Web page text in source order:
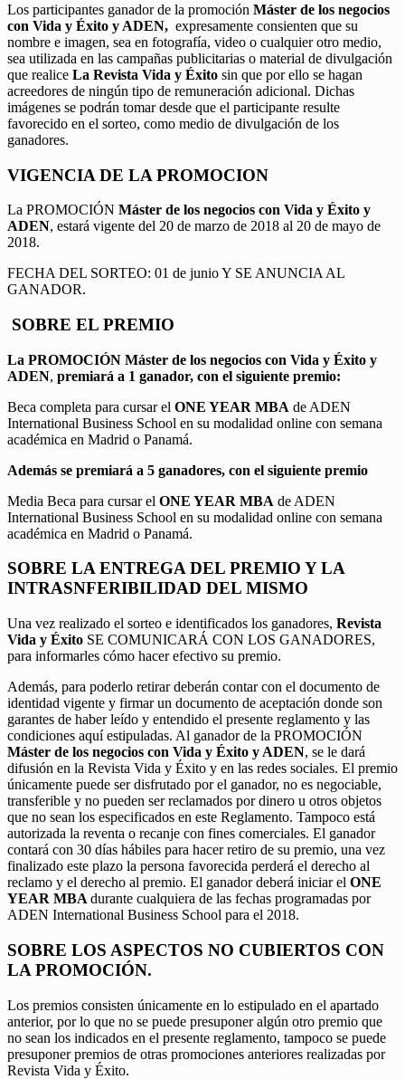
Los participantes ganador de la promoción Máster de los negocios
con Vida y Éxito y ADEN, expresamente consienten que su
nombre e imagen, sea en fotografía, video o cualquier otro medio,
sea utilizada en las campañas publicitarias o material de divulgación
que realice La Revista Vida y Éxito sin que por ello se hagan
acreedores de ningún tipo de remuneración adicional. Dichas
imágenes se podrán tomar desde que el participante resulte
favorecido en el sorteo, como medio de divulgación de los
ganadores.
VIGENCIA DE LA PROMOCION
La PROMOCIÓN Máster de los negocios con Vida y Éxito y
ADEN, estará vigente del 20 de marzo de 2018 al 20 de mayo de
2018.
FECHA DEL SORTEO: 01 de junio Y SE ANUNCIA AL
GANADOR.
SOBRE EL PREMIO
La PROMOCIÓN Máster de los negocios con Vida y Éxito y
ADEN, premiará a 1 ganador, con el siguiente premio:
Beca completa para cursar el ONE YEAR MBA de ADEN
International Business School en su modalidad online con semana
académica en Madrid o Panamá.
Además se premiará a 5 ganadores, con el siguiente premio
Media Beca para cursar el ONE YEAR MBA de ADEN
International Business School en su modalidad online con semana
académica en Madrid o Panamá.
SOBRE LA ENTREGA DEL PREMIO Y LA
INTRASNFERIBILIDAD DEL MISMO
Una vez realizado el sorteo e identificados los ganadores, Revista
Vida y Éxito SE COMUNICARÁ CON LOS GANADORES,
para informarles cómo hacer efectivo su premio.
Además, para poderlo retirar deberán contar con el documento de
identidad vigente y firmar un documento de aceptación donde son
garantes de haber leído y entendido el presente reglamento y las
condiciones aquí estipuladas. Al ganador de la PROMOCIÓN
Máster de los negocios con Vida y Éxito y ADEN, se le dará
difusión en la Revista Vida y Éxito y en las redes sociales. El premio
únicamente puede ser disfrutado por el ganador, no es negociable,
transferible y no pueden ser reclamados por dinero u otros objetos
que no sean los especificados en este Reglamento. Tampoco está
autorizada la reventa o recanje con fines comerciales. El ganador
contará con 30 días hábiles para hacer retiro de su premio, una vez
finalizado este plazo la persona favorecida perderá el derecho al
reclamo y el derecho al premio. El ganador deberá iniciar el ONE
YEAR MBA durante cualquiera de las fechas programadas por
ADEN International Business School para el 2018.
SOBRE LOS ASPECTOS NO CUBIERTOS CON
LA PROMOCIÓN.
Los premios consisten únicamente en lo estipulado en el apartado
anterior, por lo que no se puede presuponer algún otro premio que
no sean los indicados en el presente reglamento, tampoco se puede
presuponer premios de otras promociones anteriores realizadas por
Revista Vida y Éxito.